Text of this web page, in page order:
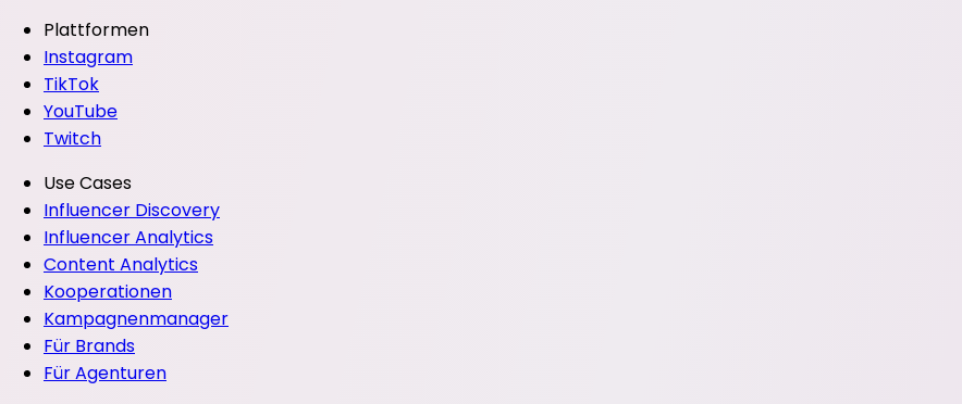
Plattformen
Instagram
TikTok
YouTube
Twitch
Use Cases
Influencer Discovery
Influencer Analytics
Content Analytics
Kooperationen
Kampagnenmanager
Für Brands
Für Agenturen